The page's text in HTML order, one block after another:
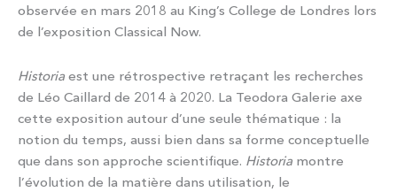
observée en mars 2018 au King’s College de Londres lors
de l’exposition Classical Now.
Historia est une rétrospective retraçant les recherches
de Léo Caillard de 2014 à 2020. La Teodora Galerie axe
cette exposition autour d’une seule thématique : la
notion du temps, aussi bien dans sa forme conceptuelle
que dans son approche scientifique. Historia montre
l’évolution de la matière dans utilisation, le